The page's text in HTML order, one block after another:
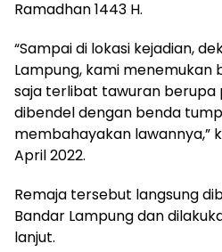
Ramadhan 1443 H.
“Sampai di lokasi kejadian,
Lampung, kami menemukan
saja terlibat tawuran berupa
dibendel dengan benda
membahayakan lawannya,”
April 2022.
Remaja tersebut langsung
Bandar Lampung dan
lanjut.